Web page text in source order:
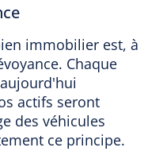
immobilier est, à
Chaque
actifs seront
des véhicules
ce principe.